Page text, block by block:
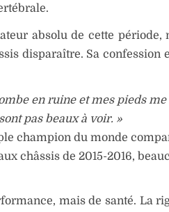
absolu de cette période,
disparaître. Sa confession
en ruine et mes pieds me
pas beaux à voir. »
champion du monde
châssis de 2015-2016,
mais de santé. La